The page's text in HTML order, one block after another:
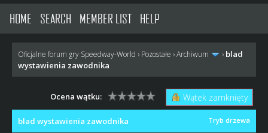
HOME SEARCH MEMBER LIST HELP
Oficjalne forum gry Speedway-World › Pozostałe ›Archiwum › blad
wystawienia zawodnika
Wątek zamknięty
Ocena wątku:
Tryb drzewa
blad wystawienia zawodnika